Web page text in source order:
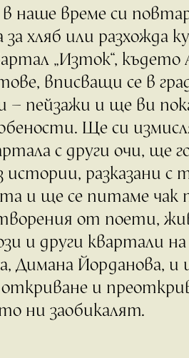
в наше време си
хляб или разхожда
„Изток“,
вписващи се в
– пейзажи и ще ви
Ще си
с други очи, ще
истории, разказани с
и ще се питаме чак
от поети,
и други квартали
Димана Йорданова,
и
ни заобикалят.